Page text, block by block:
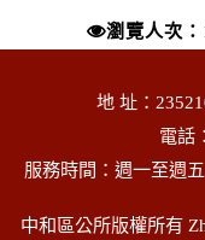
瀏覽人次：
地 址：
電話
服務時間：週一至週
中和區公所版權所有